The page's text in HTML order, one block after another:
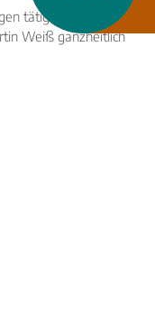
tätig. Ebenso in
.
Weiß ganzheitlich